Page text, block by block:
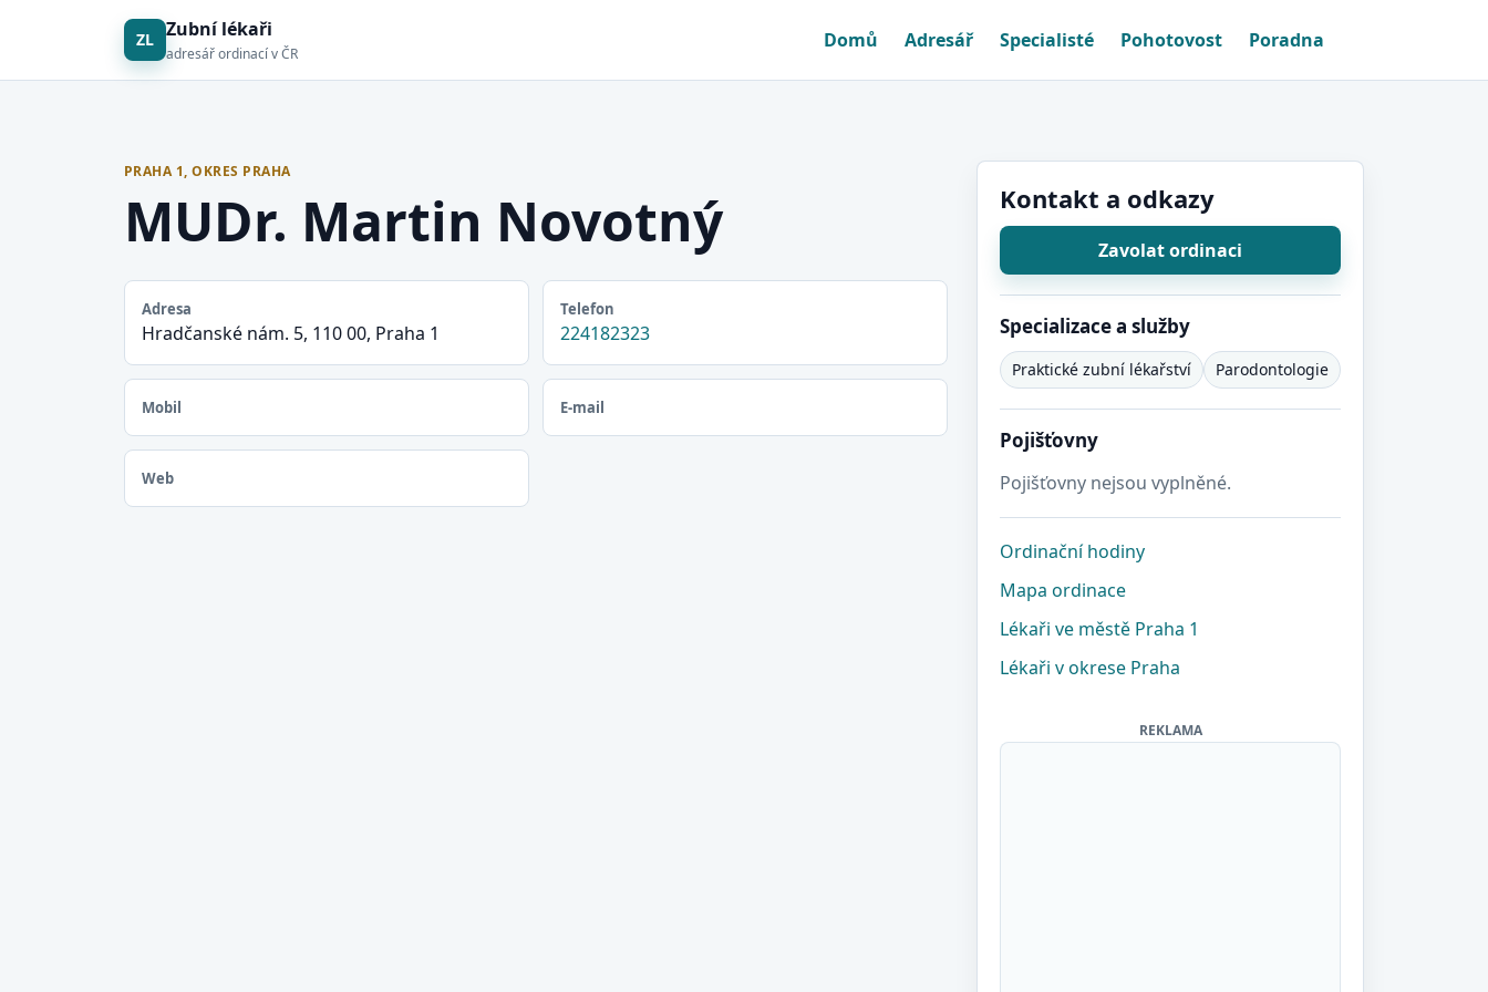
ZL Zubní lékaři
adresář ordinací v ČR
Domů Adresář Specialisté Pohotovost Poradna
PRAHA 1, OKRES PRAHA
MUDr. Martin Novotný
Adresa
Hradčanské nám. 5, 110 00, Praha 1
Telefon
224182323
Mobil E-mail
Web
Kontakt a odkazy
Zavolat ordinaci
Specializace a služby
Praktické zubní lékařství Parodontologie
Pojišťovny
Pojišťovny nejsou vyplněné.
Ordinační hodiny
Mapa ordinace
Lékaři ve městě Praha 1
Lékaři v okrese Praha
REKLAMA